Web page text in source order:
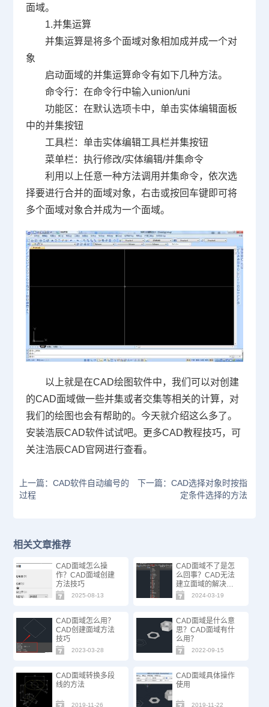
面域。
1.并集运算
并集运算是将多个面域对象相加成并成一个对
象
启动面域的并集运算命令有如下几种方法。
命令行：在命令行中输入union/uni
功能区：在默认选项卡中，单击实体编辑面板
中的并集按钮
工具栏：单击实体编辑工具栏并集按钮
菜单栏：执行修改/实体编辑/并集命令
利用以上任意一种方法调用并集命令，依次选
择要进行合并的面域对象，右击或按回车键即可将
多个面域对象合并成为一个面域。
以上就是在CAD绘图软件中，我们可以对创建
的CAD面域做一些并集或者交集等相关的计算，对
我们的绘图也会有帮助的。今天就介绍这么多了。
安装浩辰CAD软件试试吧。更多CAD教程技巧，可
关注浩辰CAD官网进行查看。
上一篇：CAD软件自动编号的
过程
下一篇：CAD选择对象时按指
定条件选择的方法
相关文章推荐
CAD面域怎么操
作？CAD面域创建
方法技巧
2025-08-13
CAD面域不了是怎
么回事？CAD无法
建立面域的解决方
法
2024-03-19
CAD面域怎么用？
CAD创建面域方法
技巧
2023-03-28
CAD面域是什么意
思？CAD面域有什
么用？
2022-09-15
CAD面域转换多段
线的方法
2019-11-26
CAD面域具体操作
使用
2019-11-22